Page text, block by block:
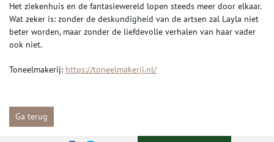
Het ziekenhuis en de fantasiewereld lopen steeds meer door elkaar.
Wat zeker is: zonder de deskundigheid van de artsen zal Layla niet
beter worden, maar zonder de liefdevolle verhalen van haar vader
ook niet.
Toneelmakerij: https://toneelmakerij.nl/
Ga terug